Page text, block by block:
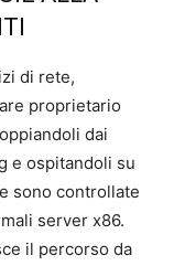
di rete,
proprietario
dai
e ospitandoli su
sono controllate
server x86.
il percorso da